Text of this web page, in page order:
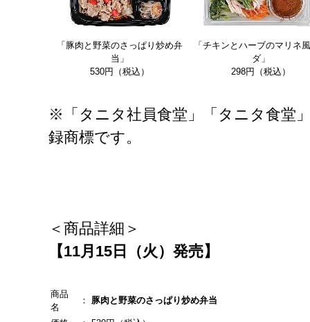
「豚肉と野菜のさっぱり炒め弁
当」
530円（税込）
「チキンとハーブのマリネ
ダ」
298円（税込）
※「タニタ社員食堂」「タニタ食堂
録商標です。
＜商品詳細＞
【11月15 日（火）発売】
商品
名
： 豚肉と野菜のさっぱり炒め弁当